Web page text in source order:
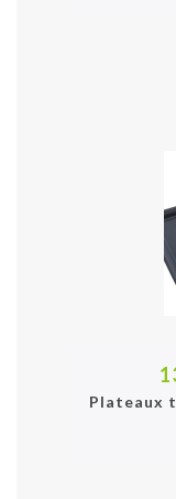
Plateaux